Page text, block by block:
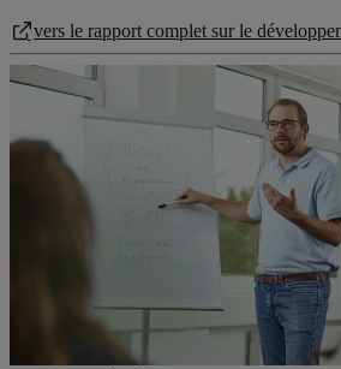
vers le rapport complet sur le